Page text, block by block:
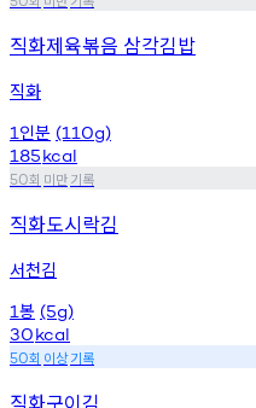
직화제육볶음 삼각김밥
직화
1 인분 (110g)
185kcal
50회 미만기록
직화도시락김
서천김
1봉 (5g)
30kcal
50회 이상기록
직화구이김